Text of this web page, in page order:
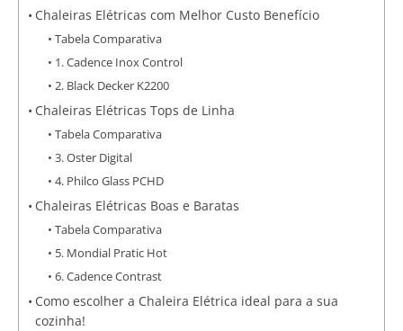
Chaleiras Elétricas com Melhor Custo Benefício
Tabela Comparativa
1. Cadence Inox Control
2. Black Decker K2200
Chaleiras Elétricas Tops de Linha
Tabela Comparativa
3. Oster Digital
4. Philco Glass PCHD
Chaleiras Elétricas Boas e Baratas
Tabela Comparativa
5. Mondial Pratic Hot
6. Cadence Contrast
Como escolher a Chaleira Elétrica ideal para a sua
cozinha!